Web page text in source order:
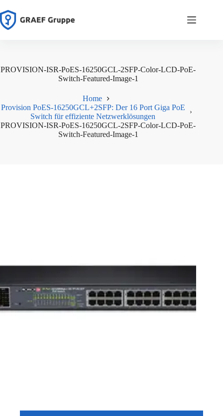
Inhalt
springen
PROVISION-ISR-PoES-16250GCL-2SFP-Color-LCD-PoE-
Switch-Featured-Image-1
Home
Provision PoES-16250GCL+2SFP: Der 16 Port Giga PoE
Switch für effiziente Netzwerklösungen
PROVISION-ISR-PoES-16250GCL-2SFP-Color-LCD-PoE-
Switch-Featured-Image-1